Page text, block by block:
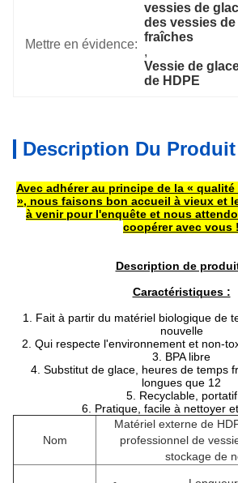
Mettre en évidence:
vessies de
des vessies
fraîches
,
Vessie de
de HDPE
Description Du Produit
Avec adhérer au principe de la «
», nous faisons bon accueil à vieux et
à venir pour l'enquête et nous
coopérer avec vous !
Description de
Caractéristiques :
1. Fait à partir du matériel biologique de
nouvelle
2. Qui respecte l'environnement et non-
3. BPA libre
4. Substitut de glace, heures de temps
longues que 12
5. Recyclable, portatif
6. Pratique, facile à nettoyer
Nom
Matériel externe de
professionnel de
stockage de